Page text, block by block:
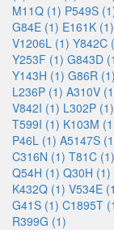
M11Q (1) P549S
G84E (1) E161K (1)
V1206L (1) Y842C
Y253F (1) G843D
Y143H (1) G86R (1)
L236P (1) A310V
V842I (1) L302P (1)
T599I (1) K103M
P46L (1) A5147S
C316N (1) T81C (1)
Q54H (1) Q30H (1)
K432Q (1) V534E
G41S (1) C1895T
R399G (1)